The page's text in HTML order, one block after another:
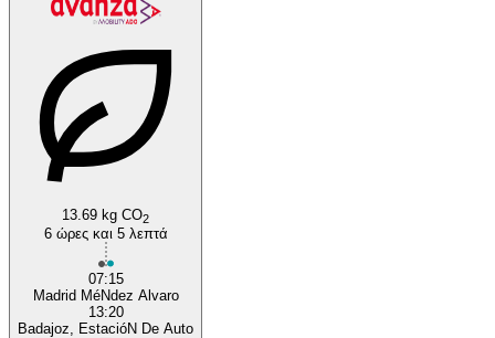
13.69 kg CO2
6 ώρες και 5 λεπτά
07:15
Madrid MéNdez Alvaro
13:20
Badajoz, EstacióN De Auto